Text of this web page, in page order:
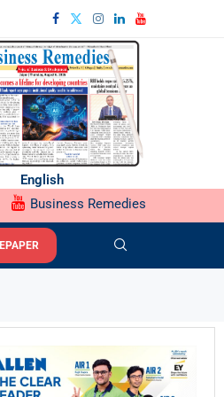
English
Business Remedies
EPAPER